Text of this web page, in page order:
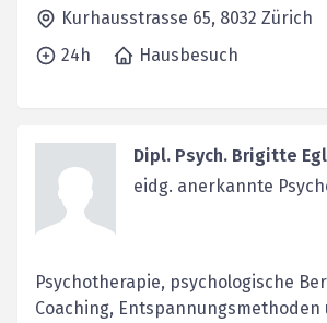
Kurhausstrasse 65, 8032 Zürich
24h
Hausbesuch
Dipl. Psych. Brigitte
eidg. anerkannte
Psychotherapie, psychologische
Coaching, Entspannungsmethoden